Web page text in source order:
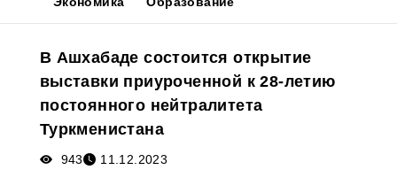
Новости
Медиа
Афиша
В Ашхабаде состоится открытие
выставки приуроченной к 28-летию
постоянного нейтралитета
Туркменистана
943 11.12.2023